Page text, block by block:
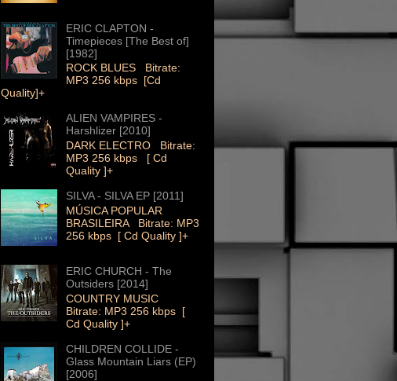
ERIC CLAPTON -
Timepieces [The Best of]
[1982]
ROCK BLUES Bitrate:
MP3 256 kbps [Cd
Quality]+
ALIEN VAMPIRES -
Harshlizer [2010]
DARK ELECTRO Bitrate:
MP3 256 kbps [ Cd
Quality ]+
SILVA - SILVA EP [2011]
MÚSICA POPULAR
BRASILEIRA Bitrate: MP3
256 kbps [ Cd Quality ]+
ERIC CHURCH - The
Outsiders [2014]
COUNTRY MUSIC
Bitrate: MP3 256 kbps [
Cd Quality ]+
CHILDREN COLLIDE -
Glass Mountain Liars (EP)
[2006]